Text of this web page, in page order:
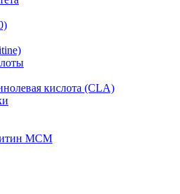
кислота (CLA)
МСМ